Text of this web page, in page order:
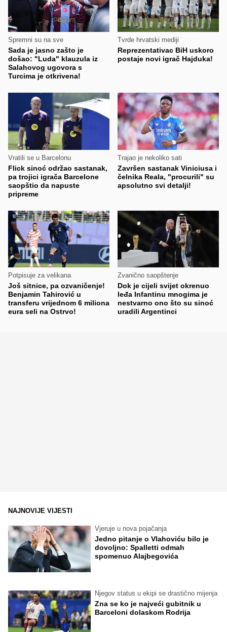
Spremni su na sve
Sada je jasno zašto je
došao: "Luda" klauzula iz
Salahovog ugovora s
Turcima je otkrivena!
Tvrde hrvatski mediji
Reprezentativac BiH uskoro
postaje novi igrač Hajduka!
Vratili se u Barcelonu
Flick sinoć održao sastanak,
pa trojici igrača Barcelone
saopštio da napuste
pripreme
Trajao je nekoliko sati
Završen sastanak Viniciusa i
čelnika Reala, "procurili" su
apsolutno svi detalji!
Potpisuje za velikana
Još sitnice, pa ozvaničenje!
Benjamin Tahirović u
transferu vrijednom 6 miliona
eura seli na Ostrvo!
Zvanično saopštenje
Dok je cijeli svijet okrenuo
leđa Infantinu mnogima je
nestvarno ono što su sinoć
uradili Argentinci
NAJNOVIJE VIJESTI
Vjeruje u nova pojačanja
Jedno pitanje o Vlahoviću bilo je
dovoljno: Spalletti odmah
spomenuo Alajbegovića
Njegov status u ekipi se drastično mijenja
Zna se ko je najveći gubitnik u
Barceloni dolaskom Rodrija